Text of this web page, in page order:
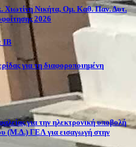
Χιωτίνη Νικήτα, Ομ. Καθ. Παν. Δυτ.
2026
ΙΒ
για τη διαφοροποιημένη
για την ηλεκτρονική υποβολή
(Μ.Δ.) ΓΕΛ για εισαγωγή στην